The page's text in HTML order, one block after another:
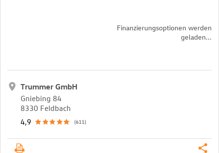
Finanzierungsoptionen werden
geladen...
Trummer GmbH
Gniebing 84
8330 Feldbach
4,9
(611)